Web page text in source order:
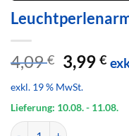
4,09€
Preis
war:
4,09 €
3,99€
exkl. 19 % MwSt.
Lieferung: 10.08.- 11.08.
Leuchtperlenarmband 12